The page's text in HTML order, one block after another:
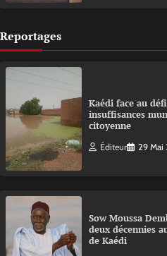
Reportages
Kaédi face au
insuffisances
citoyenne
Éditeur 29 Mai
Sow Moussa
deux décennies
de Kaédi